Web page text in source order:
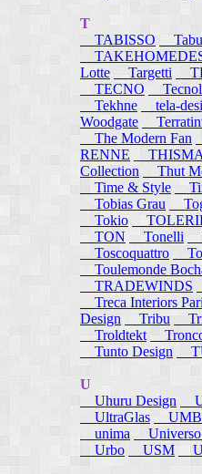
T
TABISSO
Tabu
Lotte
Targetti
TECNO
Tekhne
tela-
Woodgate
The Modern Fan
RENNE
Collection
Thut
Time & Style
Tobias Grau
Tokio
TON
Tonelli
Toscoquattro
Toulemonde
TRADEWINDS
Treca Interiors
Design
Tribu
Troldtekt
Tunto Design
U
Uhuru Design
UltraGlas
unima
Universo
Urbo
USM